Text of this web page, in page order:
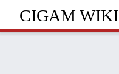
CIGAM WIKI